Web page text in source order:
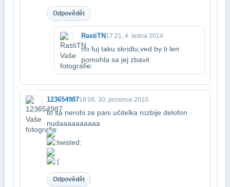
Odpovědět
RastiTN17:21, 4. ledna 2014
no fuj taku skridlu,ved by ti len
pomohla sa jej zbavit
12365498718:06, 30. prosince 2010
to sa nerobi ze pani učitelka rozbije delofon
nudaaaaaaaaaa
Odpovědět